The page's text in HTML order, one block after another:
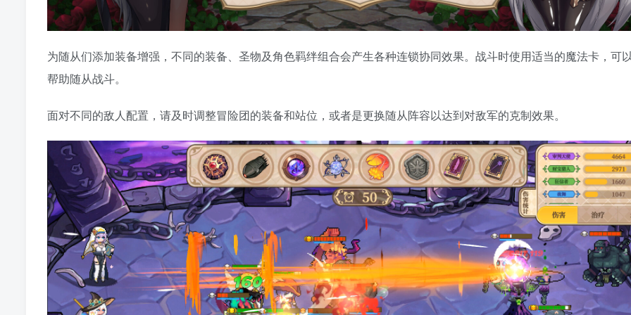
为随从们添加装备增强，不同的装备、圣物及角色羁绊组合会产生各种连锁协同效果。战斗时使用适当的魔法卡，可
帮助随从战斗。
面对不同的敌人配置，请及时调整冒险团的装备和站位，或者是更换随从阵容以达到对敌军的克制效果。